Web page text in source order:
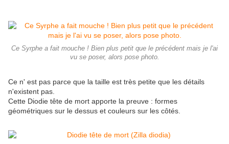
Ce Syrphe a fait mouche ! Bien plus petit que le précédent mais je l'ai
vu se poser, alors pose photo.
Ce n' est pas parce que la taille est très petite que les détails
n'existent pas.
Cette Diodie tête de mort apporte la preuve : formes
géométriques sur le dessus et couleurs sur les côtés.